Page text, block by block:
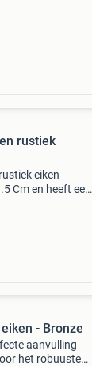
rustiek
eiken
Cm en heeft een
- Bronze
aanvulling
het robuuste